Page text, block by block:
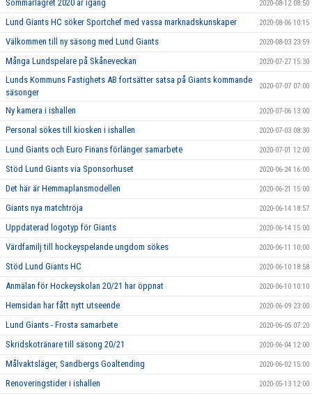
Sommarlägret 2020 är igång 2020-08-12 08:50
Lund Giants HC söker Sportchef med vassa marknadskunskaper 2020-08-06 10:15
Välkommen till ny säsong med Lund Giants 2020-08-03 23:59
Många Lundspelare på Skåneveckan 2020-07-27 15:30
Lunds Kommuns Fastighets AB fortsätter satsa på Giants kommande
säsonger
2020-07-07 07:00
Ny kamera i ishallen 2020-07-06 13:00
Personal sökes till kiosken i ishallen 2020-07-03 08:30
Lund Giants och Euro Finans förlänger samarbete 2020-07-01 12:00
Stöd Lund Giants via Sponsorhuset 2020-06-24 16:00
Det här är Hemmaplansmodellen 2020-06-21 15:00
Giants nya matchtröja 2020-06-14 18:57
Uppdaterad logotyp för Giants 2020-06-14 15:00
Värdfamilj till hockeyspelande ungdom sökes 2020-06-11 10:00
Stöd Lund Giants HC 2020-06-10 18:58
Anmälan för Hockeyskolan 20/21 har öppnat 2020-06-10 10:10
Hemsidan har fått nytt utseende 2020-06-09 23:00
Lund Giants - Frosta samarbete 2020-06-05 07:20
Skridskotränare till säsong 20/21 2020-06-04 12:00
Målvaktsläger, Sandbergs Goaltending 2020-06-02 15:00
Renoveringstider i ishallen 2020-05-13 12:00